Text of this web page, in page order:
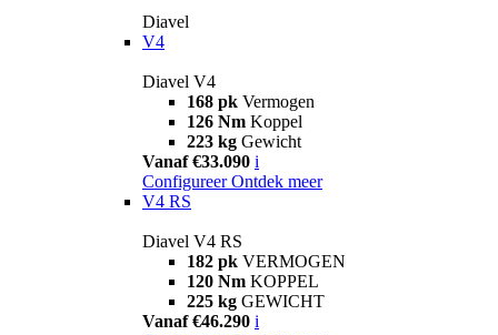
Diavel
V4
Diavel V4
168 pk Vermogen
126 Nm Koppel
223 kg Gewicht
Vanaf €33.090 i
Configureer Ontdek meer
V4 RS
Diavel V4 RS
182 pk VERMOGEN
120 Nm KOPPEL
225 kg GEWICHT
Vanaf €46.290 i